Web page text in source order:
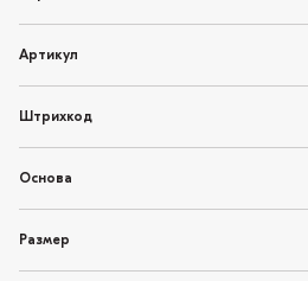
Артикул
Штрихкод
Основа
Размер